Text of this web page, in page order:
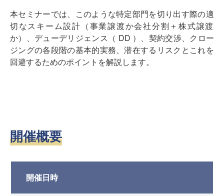
本セミナーでは、
このような特定部門を切り出す際の適
切なスキーム設計（事業譲渡か会社分割＋株式譲渡
か）、デューデリジェンス（ DD ）、契約交渉、クロー
ジングの各段階の基本的実務、潜在するリスクとこれを
回避するためのポイントを解説します。
開催概要
開催日時